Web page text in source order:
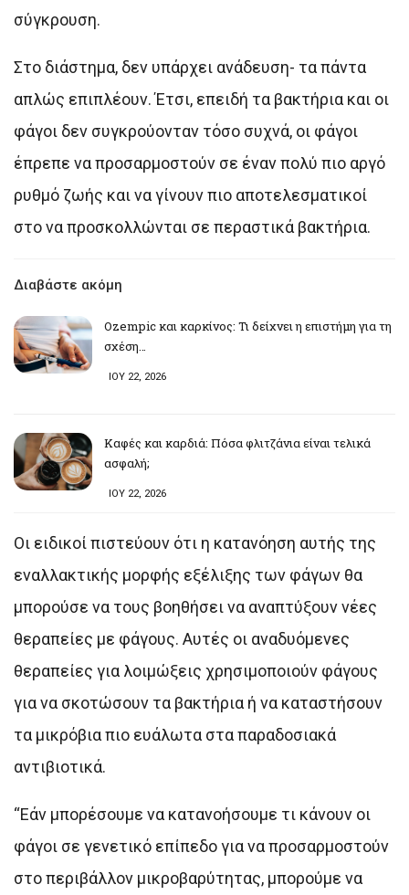
σύγκρουση.
Στο διάστημα, δεν υπάρχει ανάδευση- τα πάντα
απλώς επιπλέουν. Έτσι, επειδή τα βακτήρια και οι
φάγοι δεν συγκρούονταν τόσο συχνά, οι φάγοι
έπρεπε να προσαρμοστούν σε έναν πολύ πιο αργό
ρυθμό ζωής και να γίνουν πιο αποτελεσματικοί
στο να προσκολλώνται σε περαστικά βακτήρια.
Διαβάστε ακόμη
Ozempic και καρκίνος: Τι δείχνει η επιστήμη για τη
σχέση…
ΙΟΥ 22, 2026
Καφές και καρδιά: Πόσα φλιτζάνια είναι τελικά
ασφαλή;
ΙΟΥ 22, 2026
Οι ειδικοί πιστεύουν ότι η κατανόηση αυτής της
εναλλακτικής μορφής εξέλιξης των φάγων θα
μπορούσε να τους βοηθήσει να αναπτύξουν νέες
θεραπείες με φάγους. Αυτές οι αναδυόμενες
θεραπείες για λοιμώξεις χρησιμοποιούν φάγους
για να σκοτώσουν τα βακτήρια ή να καταστήσουν
τα μικρόβια πιο ευάλωτα στα παραδοσιακά
αντιβιοτικά.
“Εάν μπορέσουμε να κατανοήσουμε τι κάνουν οι
φάγοι σε γενετικό επίπεδο για να προσαρμοστούν
στο περιβάλλον μικροβαρύτητας, μπορούμε να